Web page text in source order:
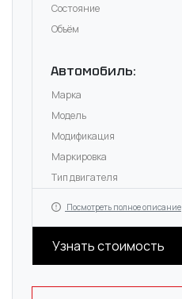
Состояние
Объём
Автомобиль:
Марка
Модель
Модификация
Маркировка
Тип двигателя
Посмотреть полное описание
Узнать стоимость